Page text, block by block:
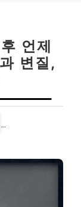
언제
변질,